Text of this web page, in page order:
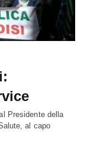
Presidente della
al capo